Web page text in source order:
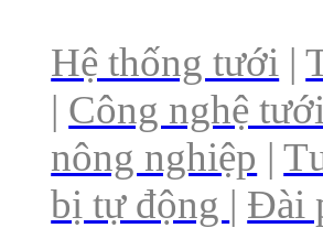
Hệ thống tưới |
| Công nghệ tưới
nông nghiệp |
bị tự động | Đài